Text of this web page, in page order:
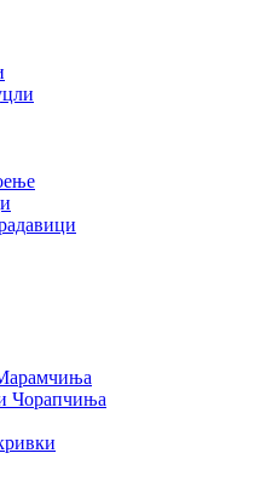
Чорапчиња